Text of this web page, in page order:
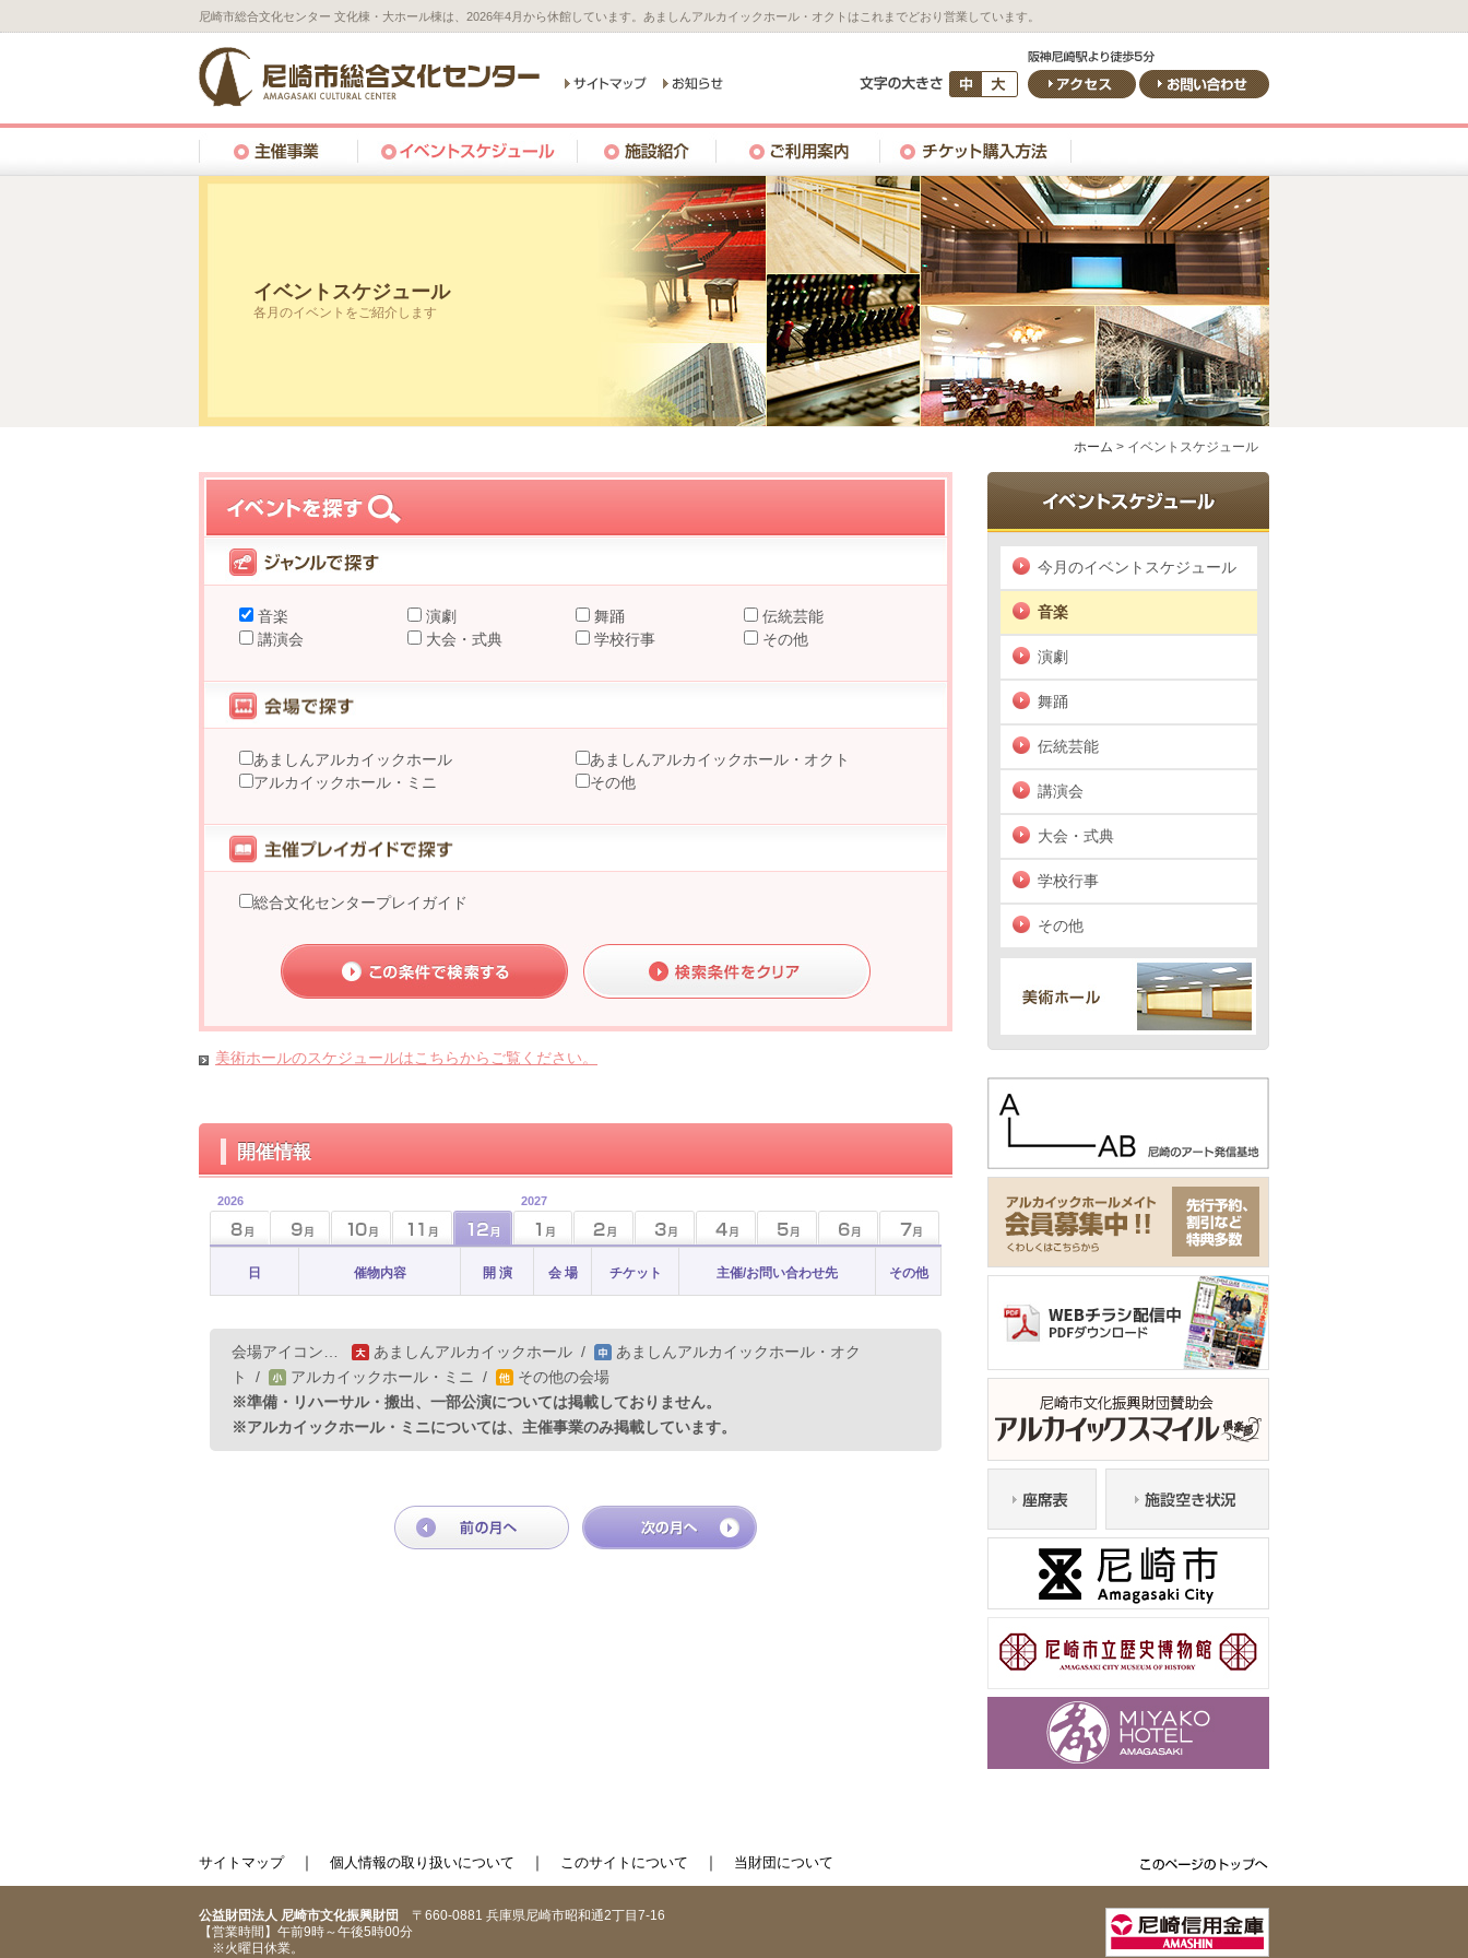
尼崎市総合文化センター 文化棟・大ホール棟は、2026年4月から休館しています。あましんアルカイックホール・オクトはこれまでどおり営業しています。
イベントスケジュール
各月のイベントをご紹介します
ホーム > イベントスケジュール
音楽 演劇 舞踊
伝統芸能
講演会
大会・式典 学校行事 その他
あましんアルカイックホール
あましんアルカイックホール・オクト
アルカイックホール・ミニ
その他
総合文化センタープレイガイド
美術ホールのスケジュールはこちらからご覧ください。
開催情報
2026 2027
日 催物内容 開 演 会 場 チケット 主催/お問い合わせ先 その他
会場アイコン… あましんアルカイックホール /
あましんアルカイックホール・オク
ト
/ アルカイックホール・ミニ /
その他の会場
※準備・リハーサル・搬出、一部公演については掲載しておりません。
※アルカイックホール・ミニについては、主催事業のみ掲載しています。
今月のイベントスケジュール
音楽
演劇
舞踊
伝統芸能
講演会
大会・式典
学校行事
その他
サイトマップ｜ 個人情報の取り扱いについて ｜ このサイトについて ｜ 当財団について
公益財団法人 尼崎市文化振興財団 〒660-0881 兵庫県尼崎市昭和通2丁目7-16
【営業時間】午前9時～午後5時00分
※火曜日休業。